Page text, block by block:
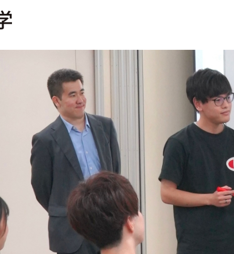
入試情報 学生生活
色
念